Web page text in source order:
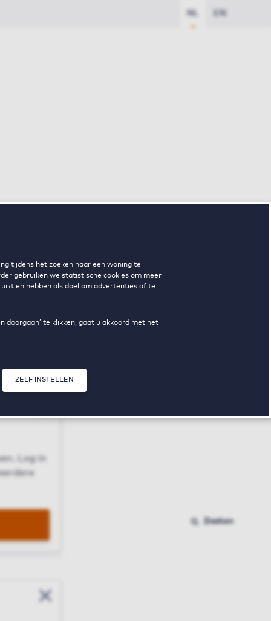
tijdens het zoeken naar een woning te
gebruiken we statistische cookies om meer
en hebben als doel om advertenties af te
doorgaan’ te klikken, gaat u akkoord met het
ZELF INSTELLEN
NL EN
Log in
Sluit modal
Zoeken